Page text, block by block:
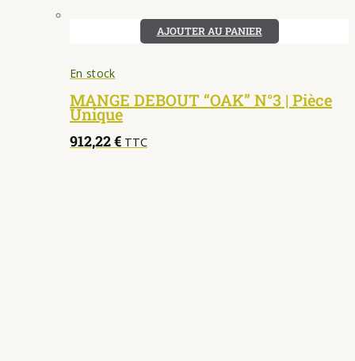
AJOUTER AU PANIER
MANGE DEBOUT “OAK” N°3 | Pièce
Unique
912,22€ TTC
En stock